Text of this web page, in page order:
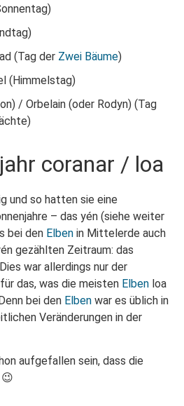
(Tag der Zwei Bäume)
(Himmelstag)
/ Orbelain (oder Rodyn) (Tag
coranar / loa
und so hatten sie eine
– das yén (siehe weiter
bei den Elben in Mittelerde auch
gezählten Zeitraum: das
war allerdings nur der
das, was die meisten Elben loa
bei den Elben war es üblich in
Veränderungen in der
aufgefallen sein, dass die